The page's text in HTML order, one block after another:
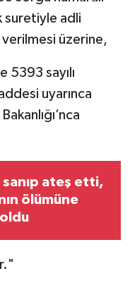
suretiyle adli
verilmesi üzerine,
5393 sayılı
uyarınca
sanıp ateş etti,
ölümüne